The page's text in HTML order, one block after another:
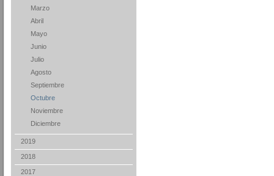
Marzo
Abril
Mayo
Junio
Julio
Agosto
Septiembre
Octubre
Noviembre
Diciembre
2019
2018
2017